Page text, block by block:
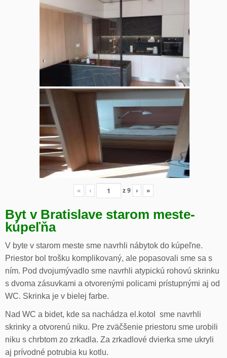
« ‹ z9 › »
Byt v Bratislave starom meste-
kúpeľňa
V byte v starom meste sme navrhli nábytok do kúpeľne.
Priestor bol trošku komplikovaný, ale popasovali sme sa s
ním. Pod dvojumývadlo sme navrhli atypickú rohovú skrinku
s dvoma zásuvkami a otvorenými policami prístupnými aj od
WC. Skrinka je v bielej farbe.
Nad WC a bidet, kde sa nachádza el.kotol sme navrhli
skrinky a otvorenú niku. Pre zväčšenie priestoru sme urobili
niku s chrbtom zo zrkadla. Za zrkadlové dvierka sme ukryli
aj prívodné potrubia ku kotlu.